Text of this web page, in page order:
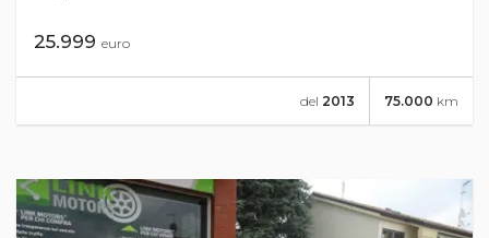
25.999 euro
75.000 km
del 2013